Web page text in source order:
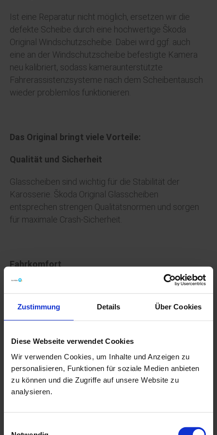
Zustimmung Details Über Cookies
Diese Webseite verwendet Cookies
Wir verwenden Cookies, um Inhalte und Anzeigen zu
personalisieren, Funktionen für soziale Medien anbieten
zu können und die Zugriffe auf unsere Website zu
analysieren.
Ist eine Reparatur nicht möglich, ersetzen wir die
defekte Scheibe durch eine hochwertige Škoda
Original Windschutzscheibe. Dabei wird ggf. auch
eine an der Windschutzscheibe befestigte Kamera
neu kalibriert, sodass kameraunterstützte
Fahrerassistenzsysteme nach dem Scheibentausch
wieder problemlos funktionieren.
Das Original bringt viele Vorteile:
Qualität und Sicherheit
Glasscheiben sind wichtig für die Stabilität der
Karosserie. Škoda Original Glasscheiben
entsprechen strengen Qualitätsnormen und sorgen
für maximale Crash-Sicherheit.
Fahrkomfort
Škoda Original Windschutzscheiben sind exakt auf
Schallschutz, Klimaverhalten, Passgenauigkeit und
UV-Schutz.
Werterhalt
Setzen Sie auf Qualität: Die professionelle
Glasreparatur sowie die Verwendung von Original